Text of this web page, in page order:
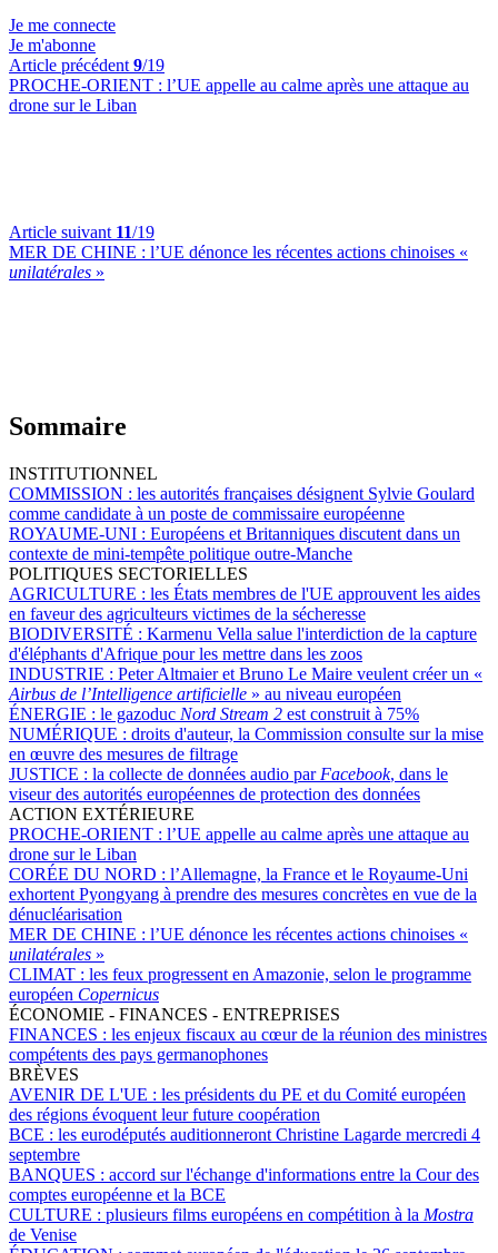
Je me connecte
Je m'abonne
Article précédent 9/19
PROCHE-ORIENT : l’UE appelle au calme après une attaque au
drone sur le Liban
Article suivant 11/19
MER DE CHINE : l’UE dénonce les récentes actions chinoises «
unilatérales »
Sommaire
INSTITUTIONNEL
COMMISSION : les autorités françaises désignent Sylvie Goulard
comme candidate à un poste de commissaire européenne
ROYAUME-UNI : Européens et Britanniques discutent dans un
contexte de mini-tempête politique outre-Manche
POLITIQUES SECTORIELLES
AGRICULTURE : les États membres de l'UE approuvent les aides
en faveur des agriculteurs victimes de la sécheresse
BIODIVERSITÉ : Karmenu Vella salue l'interdiction de la capture
d'éléphants d'Afrique pour les mettre dans les zoos
INDUSTRIE : Peter Altmaier et Bruno Le Maire veulent créer un «
Airbus de l’Intelligence artificielle » au niveau européen
ÉNERGIE : le gazoduc Nord Stream 2 est construit à 75%
NUMÉRIQUE : droits d'auteur, la Commission consulte sur la mise
en œuvre des mesures de filtrage
JUSTICE : la collecte de données audio par Facebook, dans le
viseur des autorités européennes de protection des données
ACTION EXTÉRIEURE
PROCHE-ORIENT : l’UE appelle au calme après une attaque au
drone sur le Liban
CORÉE DU NORD : l’Allemagne, la France et le Royaume-Uni
exhortent Pyongyang à prendre des mesures concrètes en vue de la
dénucléarisation
MER DE CHINE : l’UE dénonce les récentes actions chinoises «
unilatérales »
CLIMAT : les feux progressent en Amazonie, selon le programme
européen Copernicus
ÉCONOMIE - FINANCES - ENTREPRISES
FINANCES : les enjeux fiscaux au cœur de la réunion des ministres
compétents des pays germanophones
BRÈVES
AVENIR DE L'UE : les présidents du PE et du Comité européen
des régions évoquent leur future coopération
BCE : les eurodéputés auditionneront Christine Lagarde mercredi 4
septembre
BANQUES : accord sur l'échange d'informations entre la Cour des
comptes européenne et la BCE
CULTURE : plusieurs films européens en compétition à la Mostra
de Venise